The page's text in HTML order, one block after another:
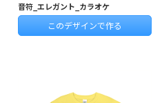
音符_エレガント_カラオケ
このデザインで作る